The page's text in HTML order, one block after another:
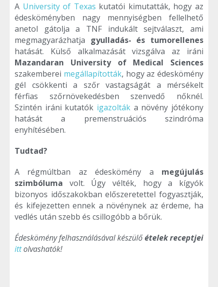
A University of Texas kutatói kimutatták, hogy az
édesköményben nagy mennyiségben fellelhető
anetol gátolja a TNF indukált sejtválaszt, ami
megmagyarázhatja gyulladás- és tumorellenes
hatását. Külső alkalmazását vizsgálva az iráni
Mazandaran University of Medical Sciences
szakemberei megállapították, hogy az édeskömény
gél csökkenti a szőr vastagságát a mérsékelt
férfias szőrnövekedésben szenvedő nőknél.
Szintén iráni kutatók igazolták a növény jótékony
hatását a premenstruációs szindróma
enyhítésében.
Tudtad?
A régmúltban az édeskömény a megújulás
szimbóluma volt. Úgy vélték, hogy a kígyók
bizonyos időszakokban előszeretettel fogyasztják,
és kifejezetten ennek a növénynek az érdeme, ha
vedlés után szebb és csillogóbb a bőrük.
Édeskömény felhasználásával készülőételek receptjei
ittolvashatók!